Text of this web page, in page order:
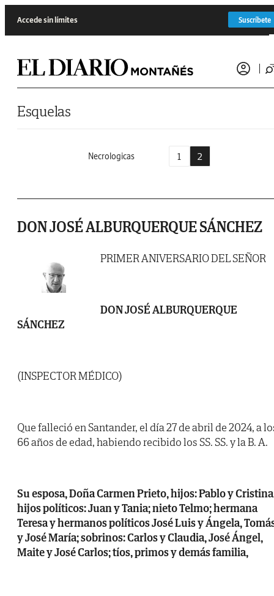
Accede sin límites Suscríbete
Esquelas
Necrologicas 1 2
DON JOSÉ ALBURQUERQUE SÁNCHEZ
PRIMER ANIVERSARIO DEL SEÑOR
DON JOSÉ ALBURQUERQUE
SÁNCHEZ
(INSPECTOR MÉDICO)
Que falleció en Santander, el día 27 de abril de 2024, a
66 años de edad, habiendo recibido los SS. SS. y la B. A.
Su esposa, Doña Carmen Prieto, hijos: Pablo y
hijos políticos: Juan y Tania; nieto Telmo; hermana
Teresa y hermanos políticos José Luis y Ángela,
y José María; sobrinos: Carlos y Claudia, José Ángel,
Maite y José Carlos; tíos, primos y demás familia,